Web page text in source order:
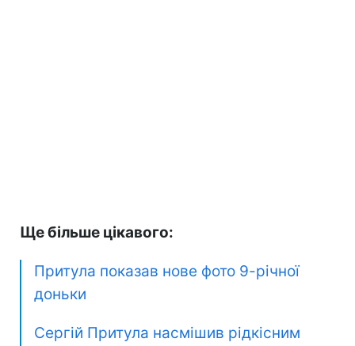
Ще більше цікавого:
Притула показав нове фото 9-річної
доньки
Сергій Притула насмішив рідкісним